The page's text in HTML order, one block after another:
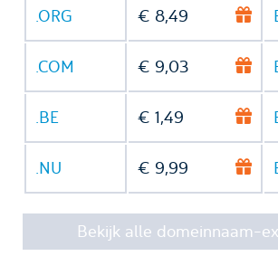
.ORG € 8,49
.COM € 9,03
.BE € 1,49
.NU € 9,99
Bekijk alle domeinnaam-